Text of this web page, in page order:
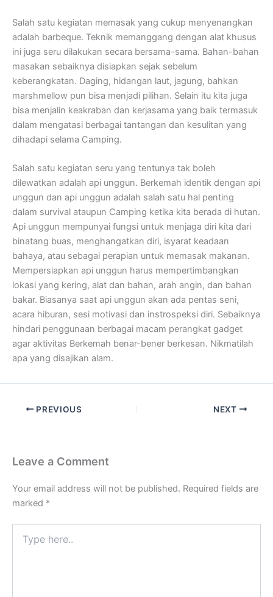
Salah satu kegiatan memasak yang cukup menyenangkan
adalah barbeque. Teknik memanggang dengan alat khusus
ini juga seru dilakukan secara bersama-sama. Bahan-bahan
masakan sebaiknya disiapkan sejak sebelum
keberangkatan. Daging, hidangan laut, jagung, bahkan
marshmellow pun bisa menjadi pilihan. Selain itu kita juga
bisa menjalin keakraban dan kerjasama yang baik termasuk
dalam mengatasi berbagai tantangan dan kesulitan yang
dihadapi selama Camping.
Salah satu kegiatan seru yang tentunya tak boleh
dilewatkan adalah api unggun. Berkemah identik dengan api
unggun dan api unggun adalah salah satu hal penting
dalam survival ataupun Camping ketika kita berada di hutan.
Api unggun mempunyai fungsi untuk menjaga diri kita dari
binatang buas, menghangatkan diri, isyarat keadaan
bahaya, atau sebagai perapian untuk memasak makanan.
Mempersiapkan api unggun harus mempertimbangkan
lokasi yang kering, alat dan bahan, arah angin, dan bahan
bakar. Biasanya saat api unggun akan ada pentas seni,
acara hiburan, sesi motivasi dan instrospeksi diri. Sebaiknya
hindari penggunaan berbagai macam perangkat gadget
agar aktivitas Berkemah benar-bener berkesan. Nikmatilah
apa yang disajikan alam.
PREVIOUS NEXT
Leave a Comment
Your email address will not be published. Required fields are
marked *
here..